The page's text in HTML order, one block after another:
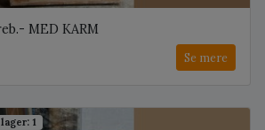
MED KARM
Se mere
lager: 1